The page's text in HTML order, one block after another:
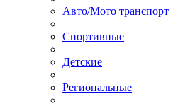
Авто/Мото транспорт
Спортивные
Детские
Региональные